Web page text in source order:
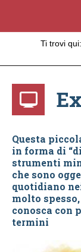
Ti trovi qui:
Questa
in forma di
strumenti
che sono
quotidiano
molto
conosca con
termini